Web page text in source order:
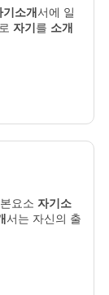
기소개서에 일
자기를 소개
요소 자기소
서는 자신의 출